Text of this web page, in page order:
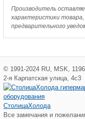
Ру25(пр.
класс
0823361907)
Производитель
характеристики
предварительного
© 1991-2024 RU MSK
2-я Карпатская улица, 4с3
СтолицаХолода
Все замечания и